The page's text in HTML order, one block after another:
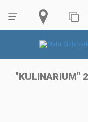
"KULINARIUM"